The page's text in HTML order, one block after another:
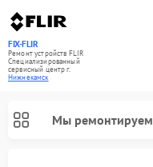
FIX-FLIR
Ремонт устройств FLIR
Специализированный
cервисный центр г.
Нижнекамск
Мы ремонтируем